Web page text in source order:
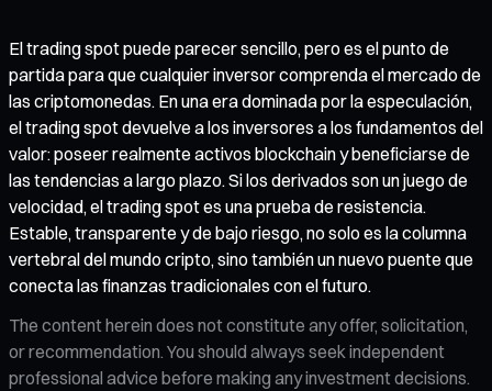
El trading spot puede parecer sencillo, pero es el punto de
partida para que cualquier inversor comprenda el mercado de
las criptomonedas. En una era dominada por la especulación,
el trading spot devuelve a los inversores a los fundamentos del
valor: poseer realmente activos blockchain y beneficiarse de
las tendencias a largo plazo. Si los derivados son un juego de
velocidad, el trading spot es una prueba de resistencia.
Estable, transparente y de bajo riesgo, no solo es la columna
vertebral del mundo cripto, sino también un nuevo puente que
conecta las finanzas tradicionales con el futuro.
The content herein does not constitute any offer, solicitation,
or recommendation. You should always seek independent
professional advice before making any investment decisions.